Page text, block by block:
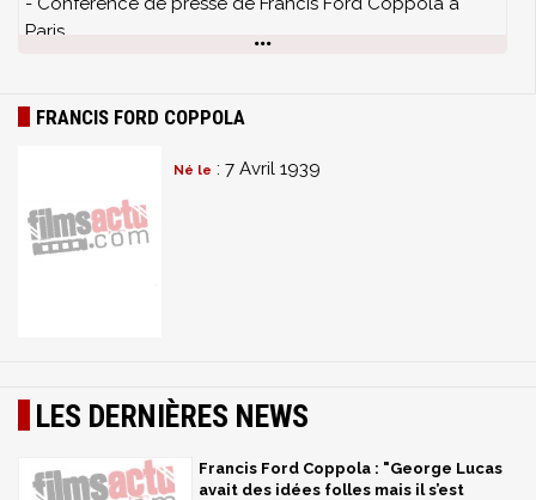
Paris
- Galerie de photos
FRANCIS FORD COPPOLA
Né le : 7 Avril 1939
LES DERNIÈRES NEWS
Francis Ford Coppola : "George Lucas
avait des idées folles mais il s’est